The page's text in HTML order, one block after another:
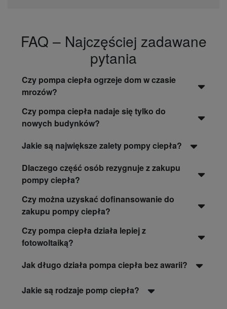
FAQ – Najczęściej zadawane
pytania
Czy pompa ciepła ogrzeje dom w czasie
mrozów?
Czy pompa ciepła nadaje się tylko do
nowych budynków?
Jakie są największe zalety pompy ciepła?
Dlaczego część osób rezygnuje z zakupu
pompy ciepła?
Czy można uzyskać dofinansowanie do
zakupu pompy ciepła?
Czy pompa ciepła działa lepiej z
fotowoltaiką?
Jak długo działa pompa ciepła bez awarii?
Jakie są rodzaje pomp ciepła?